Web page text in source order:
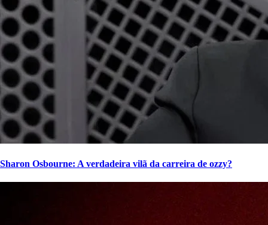
Sharon Osbourne: A verdadeira vilã da carreira de ozzy?